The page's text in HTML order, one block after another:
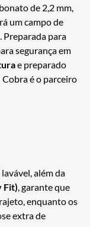
de 2,2 mm,
um campo de
Preparada para
segurança em
e preparado
é o parceiro
lavável, além da
Fit) , garante que
enquanto os
extra de